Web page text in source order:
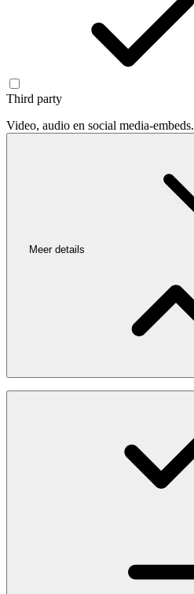
Third party
Video, audio en social media-embeds.
Meer details